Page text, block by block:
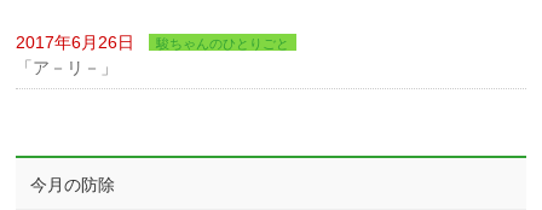
2017年6月26日 駿ちゃんのひとりごと
「ア－リ－」
今月の防除